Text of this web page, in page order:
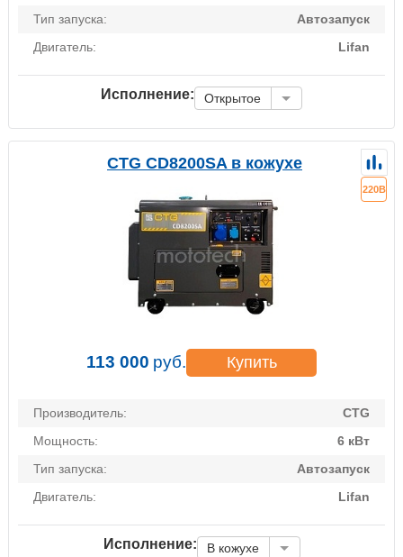
Тип запуска:
Автозапуск
Двигатель:
Lifan
Исполнение: Открытое
CTG CD8200SA в кожухе
220В
113 000 руб. Купить
Производитель:
CTG
Мощность:
6 кВт
Тип запуска:
Автозапуск
Двигатель:
Lifan
Исполнение: В кожухе